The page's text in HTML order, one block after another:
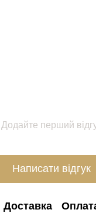
Додайте перший
Написати відгук
Доставка